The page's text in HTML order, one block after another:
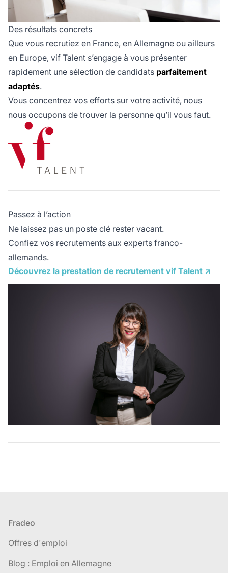
Des résultats concrets
Que vous recrutiez en France, en Allemagne ou ailleurs
en Europe, vif Talent s’engage à vous présenter
rapidement une sélection de candidats parfaitement
adaptés.
Vous concentrez vos efforts sur votre activité, nous
nous occupons de trouver la personne qu’il vous faut.
Passez à l’action
Ne laissez pas un poste clé rester vacant.
Confiez vos recrutements aux experts franco-
allemands.
Découvrez la prestation de recrutement vif Talent ↗
Pied de page
Fradeo
Offres d'emploi
Blog : Emploi en Allemagne